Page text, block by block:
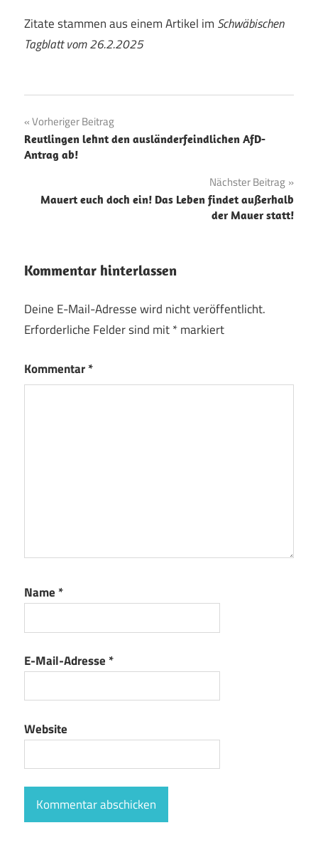
Zitate stammen aus einem Artikel im Schwäbischen
Tagblatt vom 26.2.2025
Beitragsnavigation
Vorheriger Beitrag
Reutlingen lehnt den ausländerfeindlichen AfD-
Antrag ab!
Nächster Beitrag
Mauert euch doch ein! Das Leben findet außerhalb
der Mauer statt!
Kommentar hinterlassen
Deine E-Mail-Adresse wird nicht veröffentlicht.
Erforderliche Felder sind mit*markiert
Kommentar*
Name *
E-Mail-Adresse *
Website